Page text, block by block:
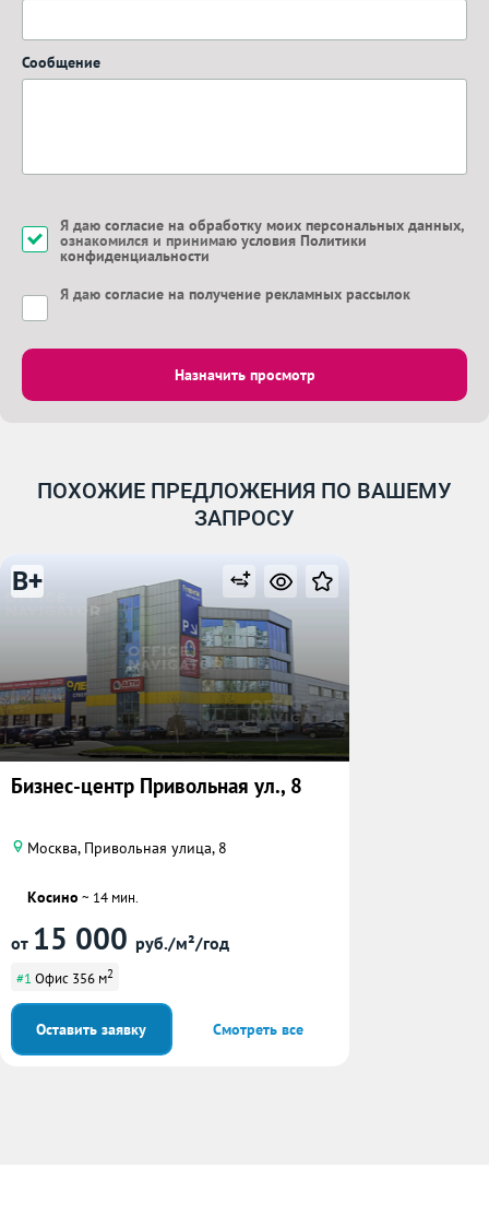
Сообщение
Я даю согласие на обработку моих персональных данных,
ознакомился и принимаю условия Политики
конфиденциальности
Я даю согласие на получение рекламных рассылок
Назначить просмотр
ПОХОЖИЕ ПРЕДЛОЖЕНИЯ ПО ВАШЕМУ
ЗАПРОСУ
B+
Бизнес-центр Привольная ул., 8
Москва, Привольная улица, 8
Косино ~ 14 мин.
от 15 000 руб./м²/год
#1 Офис 356 м2
Оставить заявку Смотреть все